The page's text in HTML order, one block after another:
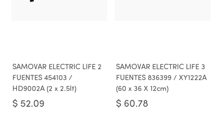
SAMOVAR ELECTRIC LIFE 2
FUENTES 454103 /
HD9002A (2 x 2.5lt)
$ 52.09
SAMOVAR ELECTRIC LIFE 3
FUENTES 836399 / XY1222A
(60 x 36 X 12cm)
$ 60.78